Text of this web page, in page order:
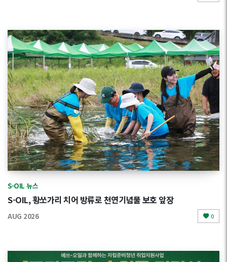
S-OIL 뉴스
S-OIL, 황쏘가리 치어 방류로 천연기념물 보호 앞장
AUG 2026 0